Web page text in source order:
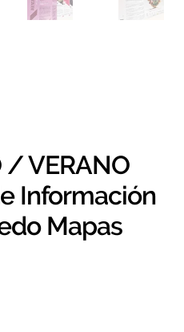
/ VERANO
Información
Mapas